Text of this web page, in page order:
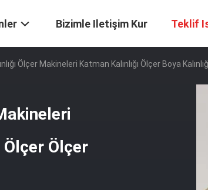
Bizimle Iletişim Kur Teklif
Ölçer Makineleri Katman Kalınlığı Ölçer Boya
Ölçer Ölçer